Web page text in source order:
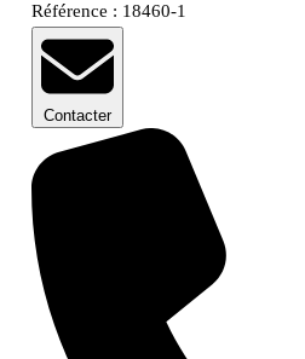
Référence : 18460-1
Contacter